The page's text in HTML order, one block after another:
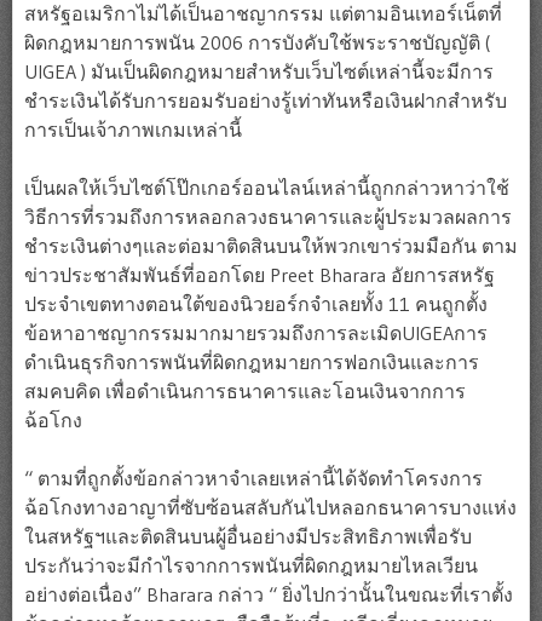
สหรัฐอเมริกาไม่ได้เป็นอาชญากรรม แต่ตามอินเทอร์เน็ตที่
ผิดกฎหมายการพนัน 2006 การบังคับใช้พระราชบัญญัติ (
UIGEA ) มันเป็นผิดกฎหมายสำหรับเว็บไซต์เหล่านี้จะมีการ
ชำระเงินได้รับการยอมรับอย่างรู้เท่าทันหรือเงินฝากสำหรับ
การเป็นเจ้าภาพเกมเหล่านี้
เป็นผลให้เว็บไซต์โป๊กเกอร์ออนไลน์เหล่านี้ถูกกล่าวหาว่าใช้
วิธีการที่รวมถึงการหลอกลวงธนาคารและผู้ประมวลผลการ
ชำระเงินต่างๆและต่อมาติดสินบนให้พวกเขาร่วมมือกัน ตาม
ข่าวประชาสัมพันธ์ที่ออกโดย Preet Bharara อัยการสหรัฐ
ประจำเขตทางตอนใต้ของนิวยอร์กจำเลยทั้ง 11 คนถูกตั้ง
ข้อหาอาชญากรรมมากมายรวมถึงการละเมิดUIGEAการ
ดำเนินธุรกิจการพนันที่ผิดกฎหมายการฟอกเงินและการ
สมคบคิด เพื่อดำเนินการธนาคารและโอนเงินจากการ
ฉ้อโกง
“ ตามที่ถูกตั้งข้อกล่าวหาจำเลยเหล่านี้ได้จัดทำโครงการ
ฉ้อโกงทางอาญาที่ซับซ้อนสลับกันไปหลอกธนาคารบางแห่ง
ในสหรัฐฯและติดสินบนผู้อื่นอย่างมีประสิทธิภาพเพื่อรับ
ประกันว่าจะมีกำไรจากการพนันที่ผิดกฎหมายไหลเวียน
อย่างต่อเนื่อง” Bharara กล่าว “ ยิ่งไปกว่านั้นในขณะที่เราตั้ง